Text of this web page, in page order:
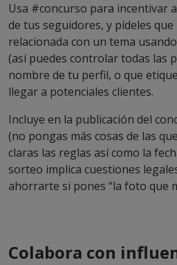
Usa #concurso para incentivar
de tus seguidores, y pídeles
relacionada con un tema
(así puedes controlar todas las
nombre de tu perfil, o que
llegar a potenciales clientes.
Incluye en la publicación del
(no pongas más cosas de las
claras las reglas así como la
sorteo implica cuestiones
ahorrarte si pones “la foto que
Colabora con